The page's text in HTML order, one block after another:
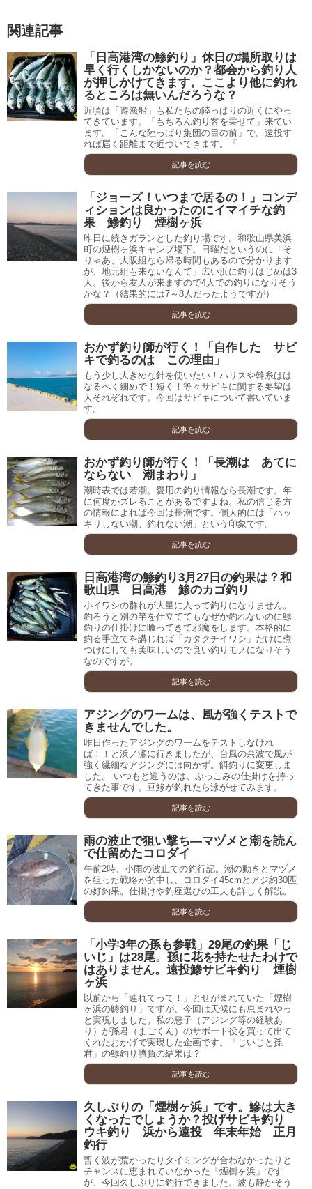
関連記事
「日高港湾の鯵釣り」休日の場所取りは
早く行くしかないのか？都会から釣り人
が押しかけてきます。ここより他に釣れ
るところは無いんだろうな？
近頃は「遊漁船」も私たちの陸っぱりの近くにやっ
てきています。「もちろん釣り客を乗せて」来てい
ます。「こんな陸っぱり集団の目の前」で。遠投す
れば届く距離まで近づいてきます。「
記事を読む
「ジョーズ！いつまで居るの！」コンデ
ィションは良かったのにイマイチな釣
果 鯵釣り 煙樹ヶ浜
昨日に続きガランとした釣り場です。和歌山県美浜
町の煙樹ヶ浜キャンプ場下。日曜だというのに「そ
りゃあ、大阪組なら帰る時間もあるので分かります
が、地元組も来ないなんて」広い浜に釣りはじめは3
人。後から友人が来ますので4人での釣りになりそう
かな？（結果的には7～8人だったようですが）
記事を読む
おかず釣り師が行く！「自作した サビ
キで釣るのは この理由」
もう少し大きめな針を使いたい！ハリスや幹糸はは
なるべく細めで！短く！等々サビキに関する要望は
人それぞれです。今回はサビキについて書いていま
す。
記事を読む
おかず釣り師が行く！「長潮は あてに
ならない 潮まわり」
潮時表では若潮。愛用の釣り情報なら長潮です。年
に何度かズレることがあるですよね。私の信じる方
の情報によれば今回は長潮です。個人的には「ハッ
キリしない潮。釣れない潮」という印象です。
記事を読む
日高港湾の鯵釣り3月27日の釣果は？和
歌山県 日高港 鯵のカゴ釣り
小イワシの群れが大量に入って釣りになりません。
釣ろうと別の竿を仕立ててもなぜか釣れないのに鯵
釣りの仕掛けに喰ってきて邪魔をします。本格的に
釣る手立てを講じれば「カタクチイワシ」だけに煮
つけにしても美味しいので良い釣りモノになりそう
なのですが。
記事を読む
アジングのワームは、風が強くテストで
きませんでした。
昨日作ったアジングのワームをテストしなけれ
ば！！と浜ノ瀬に行きましたが、台風の余波で風が
強く繊細なアジングには向かず。餌釣りに変更しま
した。 いつもと違うのは、ぶっこみの仕掛けを持っ
てきた事です。豆鯵が釣れたら泳がせてみます。
記事を読む
雨の波止で狙い撃ち―マヅメと潮を読ん
で仕留めたコロダイ
午前2時、小雨の波止での釣行記。潮の動きとマヅメ
を狙った戦略が的中し、コロダイ45cmとアジ約30匹
の好釣果。仕掛けや釣座選びの工夫も詳しく解説。
記事を読む
「小学3年の孫も参戦」29尾の釣果「じ
いじ」は28尾。孫に花を持たせたわけで
はありません。遠投鯵サビキ釣り 煙樹
ヶ浜
以前から「連れてって！」とせがまれていた「煙樹
ヶ浜の鯵釣り」ですが、今回は天候にも恵まれやっ
と実現しました。私の息子（アジング等の経験あ
り）が孫君（まごくん）のサポート役を買って出て
くれたおかげで実現した企画です。「じいじと孫
君」の鯵釣り勝負の結果は？
記事を読む
久しぶりの「煙樹ヶ浜」です。鰺は大き
くなったでしょうか？投げサビキ釣り
ウキ釣り 浜から遠投 年末年始 正月
釣行
暫く波が荒かったりタイミングが合わなかったりと
チャンスに恵まれていなかった「煙樹ヶ浜」です
が、今回久しぶりに釣行できました。波も静かそう